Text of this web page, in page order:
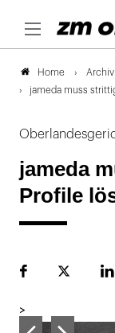
Home Archiv
jameda muss
jameda
Profile
FacebookPlattform
>